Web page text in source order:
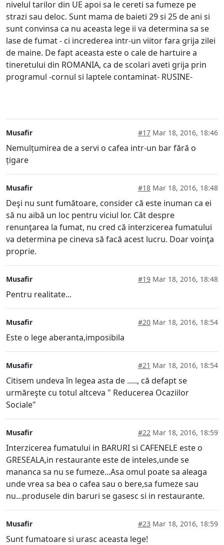
nivelul tarilor din UE apoi sa le cereti sa fumeze pe
strazi sau deloc. Sunt mama de baieti 29 si 25 de ani si
sunt convinsa ca nu aceasta lege ii va determina sa se
lase de fumat - ci increderea intr-un viitor fara grija zilei
de maine. De fapt aceasta este o cale de hartuire a
tineretului din ROMANIA, ca de scolari aveti grija prin
programul -cornul si laptele contaminat- RUSINE-
Musafir #17 Mar 18, 2016, 18:46
Nemulțumirea de a servi o cafea intr-un bar fără o
țigare
Musafir #18 Mar 18, 2016, 18:48
Deşi nu sunt fumătoare, consider că este inuman ca ei
să nu aibă un loc pentru viciul lor. Cât despre
renunţarea la fumat, nu cred că interzicerea fumatului
va determina pe cineva să facă acest lucru. Doar voinţa
proprie.
Musafir #19 Mar 18, 2016, 18:48
Pentru realitate...
Musafir #20 Mar 18, 2016, 18:54
Este o lege aberanta,imposibila
Musafir #21 Mar 18, 2016, 18:54
Citisem undeva în legea asta de ....., că defapt se
urmăreşte cu totul altceva " Reducerea Ocaziilor
Sociale"
Musafir #22 Mar 18, 2016, 18:59
Interzicerea fumatului in BARURI si CAFENELE este o
GRESEALA,in restaurante este de inteles,unde se
mananca sa nu se fumeze...Asa omul poate sa aleaga
unde vrea sa bea o cafea sau o bere,sa fumeze sau
nu...produsele din baruri se gasesc si in restaurante.
Musafir #23 Mar 18, 2016, 18:59
Sunt fumatoare si urasc aceasta lege!